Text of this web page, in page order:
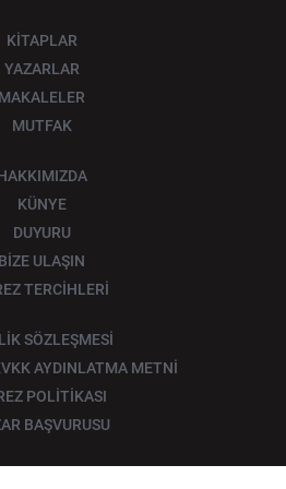
KİTAPLAR
YAZARLAR
MAKALELER
MUTFAK
KÜNYE
DUYURU
BİZE ULAŞIN
TERCİHLERİ
SÖZLEŞMESİ
AYDINLATMA METNİ
POLİTİKASI
BAŞVURUSU